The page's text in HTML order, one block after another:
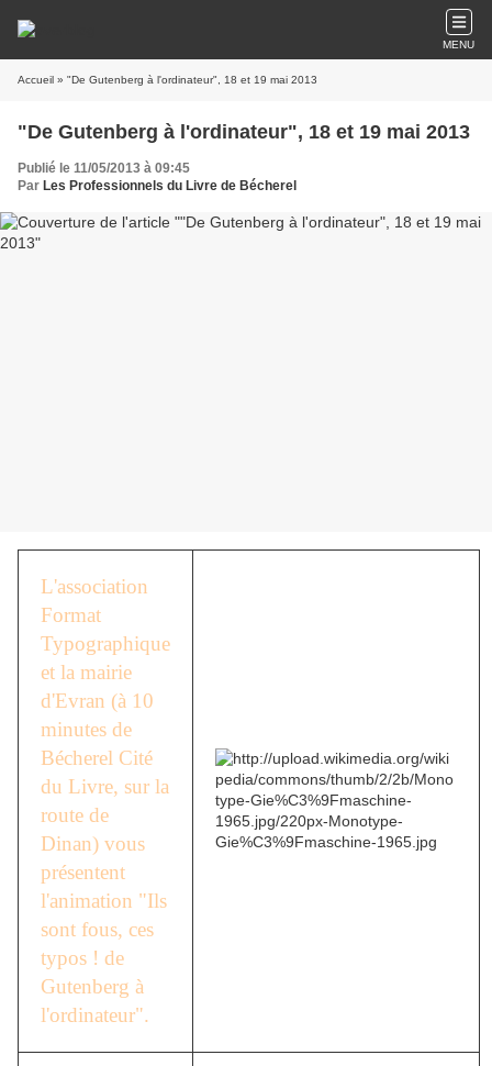
MENU
Accueil » "De Gutenberg à l'ordinateur", 18 et 19 mai 2013
"De Gutenberg à l'ordinateur", 18 et 19 mai 2013
Publié le 11/05/2013 à 09:45
Par Les Professionnels du Livre de Bécherel
L'association
Format
Typographique
et la mairie
d'Evran (à 10
minutes de
Bécherel Cité
du Livre, sur la
route de
Dinan) vous
présentent
l'animation "Ils
sont fous, ces
typos ! de
Gutenberg à
l'ordinateur".